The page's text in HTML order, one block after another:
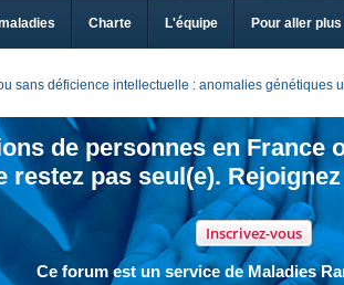
Charte L'équipe Pour aller
sans déficience intellectuelle : anomalies génétiques
de personnes en France
restez pas seul(e).
Inscrivez-vous
Ce forum est un service de Maladies